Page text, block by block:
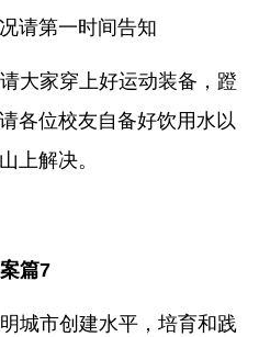
请第一时间告知
大家穿上好运动装备，蹬
各位校友自备好饮用水以
上解决。
篇7
城市创建水平，培育和践